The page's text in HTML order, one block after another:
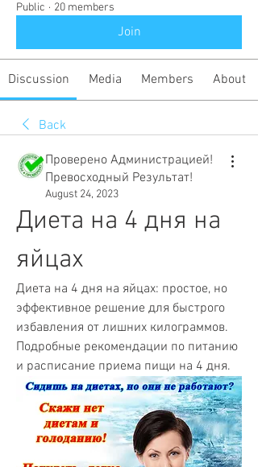
Public · 20 members
Join
Discussion Media Members About
Back
Проверено Администрацией!
Превосходный Результат!
August 24, 2023
Диета на 4 дня на
яйцах
Диета на 4 дня на яйцах: простое, но
эффективное решение для быстрого
избавления от лишних килограммов.
Подробные рекомендации по питанию
и расписание приема пищи на 4 дня.